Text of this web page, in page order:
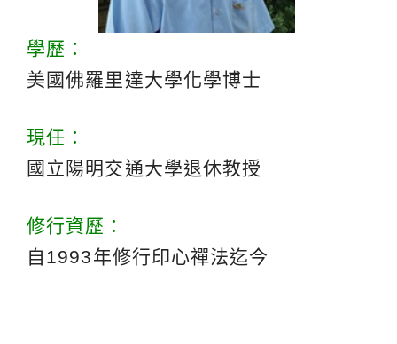
學歷：
美國佛羅里達大學化學博士
現任：
國立陽明交通大學退休教授
修行資歷：
自1993年修行印心禪法迄今